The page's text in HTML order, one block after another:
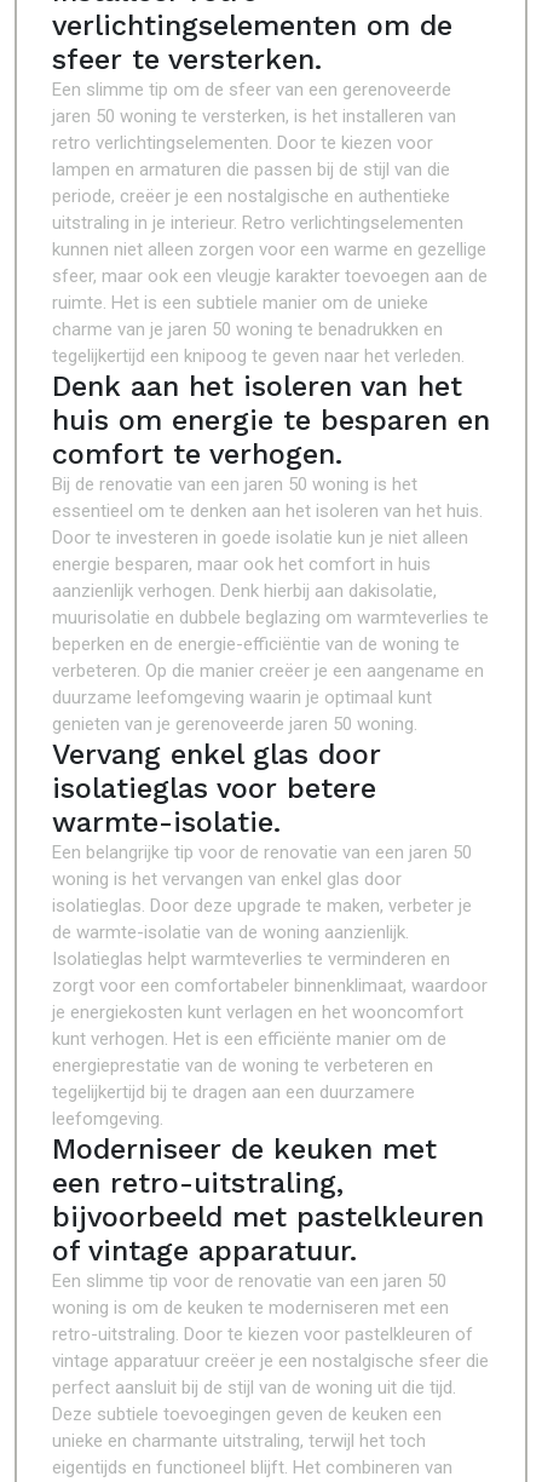
verlichtingselementen om de
sfeer te versterken.
Een slimme tip om de sfeer van een gerenoveerde
jaren 50 woning te versterken, is het installeren van
retro verlichtingselementen. Door te kiezen voor
lampen en armaturen die passen bij de stijl van die
periode, creëer je een nostalgische en authentieke
uitstraling in je interieur. Retro verlichtingselementen
kunnen niet alleen zorgen voor een warme en gezellige
sfeer, maar ook een vleugje karakter toevoegen aan de
ruimte. Het is een subtiele manier om de unieke
charme van je jaren 50 woning te benadrukken en
tegelijkertijd een knipoog te geven naar het verleden.
Denk aan het isoleren van het
huis om energie te besparen en
comfort te verhogen.
Bij de renovatie van een jaren 50 woning is het
essentieel om te denken aan het isoleren van het huis.
Door te investeren in goede isolatie kun je niet alleen
energie besparen, maar ook het comfort in huis
aanzienlijk verhogen. Denk hierbij aan dakisolatie,
muurisolatie en dubbele beglazing om warmteverlies te
beperken en de energie-efficiëntie van de woning te
verbeteren. Op die manier creëer je een aangename en
duurzame leefomgeving waarin je optimaal kunt
genieten van je gerenoveerde jaren 50 woning.
Vervang enkel glas door
isolatieglas voor betere
warmte-isolatie.
Een belangrijke tip voor de renovatie van een jaren 50
woning is het vervangen van enkel glas door
isolatieglas. Door deze upgrade te maken, verbeter je
de warmte-isolatie van de woning aanzienlijk.
Isolatieglas helpt warmteverlies te verminderen en
zorgt voor een comfortabeler binnenklimaat, waardoor
je energiekosten kunt verlagen en het wooncomfort
kunt verhogen. Het is een efficiënte manier om de
energieprestatie van de woning te verbeteren en
tegelijkertijd bij te dragen aan een duurzamere
leefomgeving.
Moderniseer de keuken met
een retro-uitstraling,
bijvoorbeeld met pastelkleuren
of vintage apparatuur.
Een slimme tip voor de renovatie van een jaren 50
woning is om de keuken te moderniseren met een
retro-uitstraling. Door te kiezen voor pastelkleuren of
vintage apparatuur creëer je een nostalgische sfeer die
perfect aansluit bij de stijl van de woning uit die tijd.
Deze subtiele toevoegingen geven de keuken een
unieke en charmante uitstraling, terwijl het toch
eigentijds en functioneel blijft. Het combineren van